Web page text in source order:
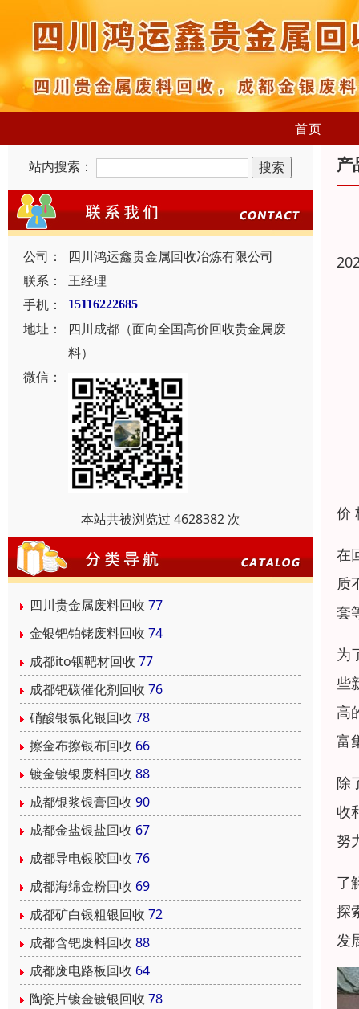
首页
站内搜索：
公司：
四川鸿运鑫贵金属回收冶炼有限公司
联系：
王经理
手机：
15116222685
地址：
四川成都（面向全国高价回收贵金属废
料）
微信：
本站共被浏览过 4628382 次
四川贵金属废料回收 77
金银钯铂铑废料回收 74
成都ito铟靶材回收 77
成都钯碳催化剂回收 76
硝酸银氯化银回收 78
擦金布擦银布回收 66
镀金镀银废料回收 88
成都银浆银膏回收 90
成都金盐银盐回收 67
成都导电银胶回收 76
成都海绵金粉回收 69
成都矿白银粗银回收 72
成都含钯废料回收 88
成都废电路板回收 64
陶瓷片镀金镀银回收 78
产
价
在
质
套
为
些
高
富
除
收
努
了
探
发